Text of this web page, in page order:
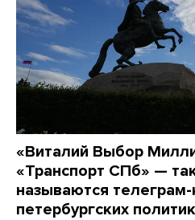
«Виталий Выбор
«Транспорт СПб» —
называются
петербургских